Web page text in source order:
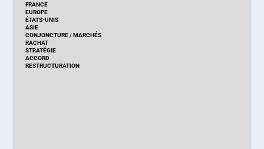
FRANCE
EUROPE
ÉTATS-UNIS
ASIE
CONJONCTURE/MARCHÉS
RACHAT
STRATÉGIE
ACCORD
RESTRUCTURATION